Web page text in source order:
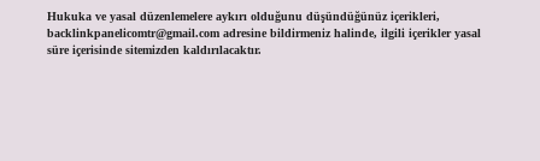
Hukuka ve yasal düzenlemelere aykırı olduğunu düşündüğünüz içerikleri,
backlinkpanelicomtr@gmail.comadresine bildirmeniz halinde, ilgili içerikler yasal
süre içerisinde sitemizden kaldırılacaktır.